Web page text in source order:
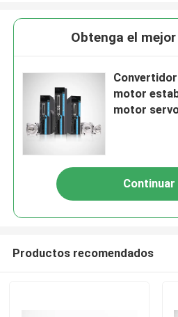
Obtenga el
motor
motor
Continuar
Productos recomendados